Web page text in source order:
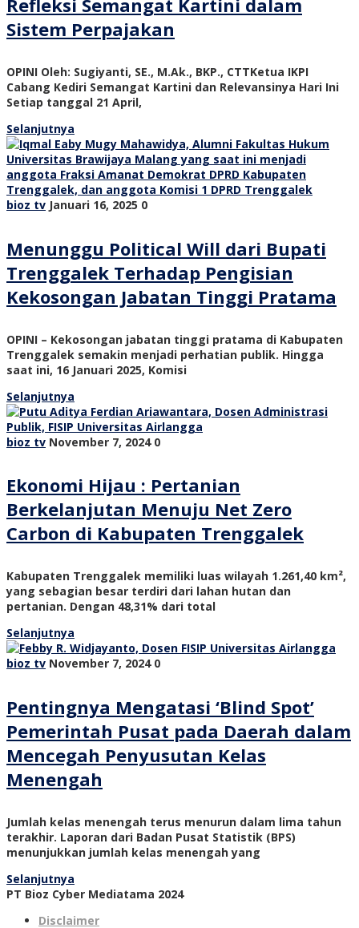
Refleksi Semangat Kartini dalam
Sistem Perpajakan
OPINI Oleh: Sugiyanti, SE., M.Ak., BKP., CTTKetua IKPI
Cabang Kediri Semangat Kartini dan Relevansinya Hari Ini
Setiap tanggal 21 April,
Selanjutnya
bioz tv Januari 16, 2025 0
Menunggu Political Will dari Bupati
Trenggalek Terhadap Pengisian
Kekosongan Jabatan Tinggi Pratama
OPINI – Kekosongan jabatan tinggi pratama di Kabupaten
Trenggalek semakin menjadi perhatian publik. Hingga
saat ini, 16 Januari 2025, Komisi
Selanjutnya
bioz tv November 7, 2024 0
Ekonomi Hijau : Pertanian
Berkelanjutan Menuju Net Zero
Carbon di Kabupaten Trenggalek
Kabupaten Trenggalek memiliki luas wilayah 1.261,40 km²,
yang sebagian besar terdiri dari lahan hutan dan
pertanian. Dengan 48,31% dari total
Selanjutnya
bioz tv November 7, 2024 0
Pentingnya Mengatasi ‘Blind Spot’
Pemerintah Pusat pada Daerah dalam
Mencegah Penyusutan Kelas
Menengah
Jumlah kelas menengah terus menurun dalam lima tahun
terakhir. Laporan dari Badan Pusat Statistik (BPS)
menunjukkan jumlah kelas menengah yang
Selanjutnya
PT Bioz Cyber Mediatama 2024
Disclaimer